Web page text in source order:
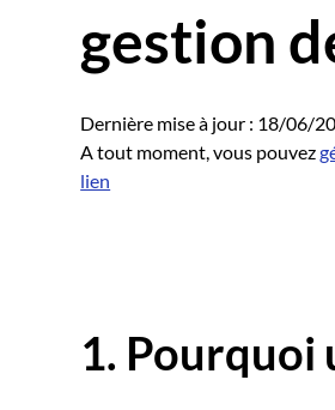
gestion
Dernière mise à jour : 18/06/
A tout moment, vous pouvez
lien
1. Pourquoi